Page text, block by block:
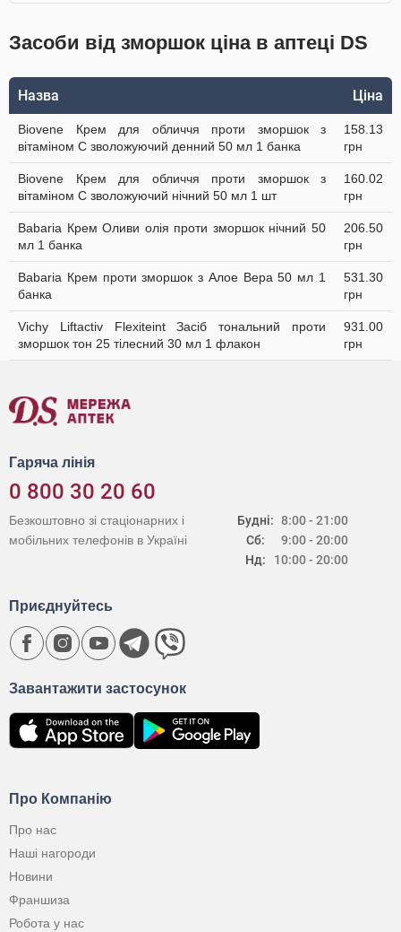
Засоби від зморшок ціна в аптеці DS
Назва Ціна
Biovene Крем для обличчя проти зморшок з
вітаміном С зволожуючий денний 50 мл 1 банка
158.13
грн
Biovene Крем для обличчя проти зморшок з
вітаміном С зволожуючий нічний 50 мл 1 шт
160.02
грн
Babaria Крем Оливи олія проти зморшок нічний 50
мл 1 банка
206.50
грн
Babaria Крем проти зморшок з Алое Вера 50 мл 1
банка
531.30
грн
Vichy Liftactiv Flexiteint Засіб тональний проти
зморшок тон 25 тілесний 30 мл 1 флакон
931.00
грн
Гаряча лінія
0 800 30 20 60
Будні:
Сб:
Нд:
8:00 - 21:00
9:00 - 20:00
10:00 - 20:00
Безкоштовно зі стаціонарних і
мобільних телефонів в Україні
Про Компанію
Про нас
Наші нагороди
Новини
Франшиза
Робота у нас
Завантажити застосунок
Приєднуйтесь